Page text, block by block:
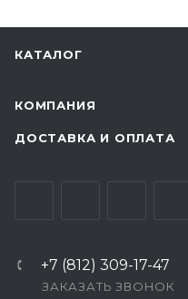
КАТАЛОГ
КОМПАНИЯ
ДОСТАВКА И ОПЛАТА
+7 (812) 309-17-47
ЗАКАЗАТЬ ЗВОНОК